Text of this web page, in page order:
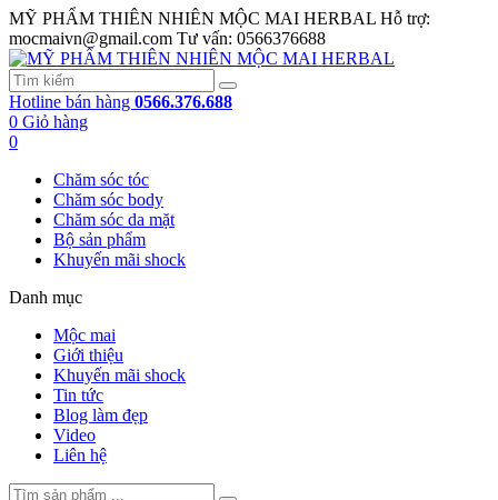
MỸ PHẨM THIÊN NHIÊN MỘC MAI HERBAL Hỗ trợ:
mocmaivn@gmail.com Tư vấn: 0566376688
Hotline bán hàng 0566.376.688
0 Giỏ hàng
0
Chăm sóc tóc
Chăm sóc body
Chăm sóc da mặt
Bộ sản phẩm
Khuyến mãi shock
Danh mục
Mộc mai
Giới thiệu
Khuyến mãi shock
Tin tức
Blog làm đẹp
Video
Liên hệ